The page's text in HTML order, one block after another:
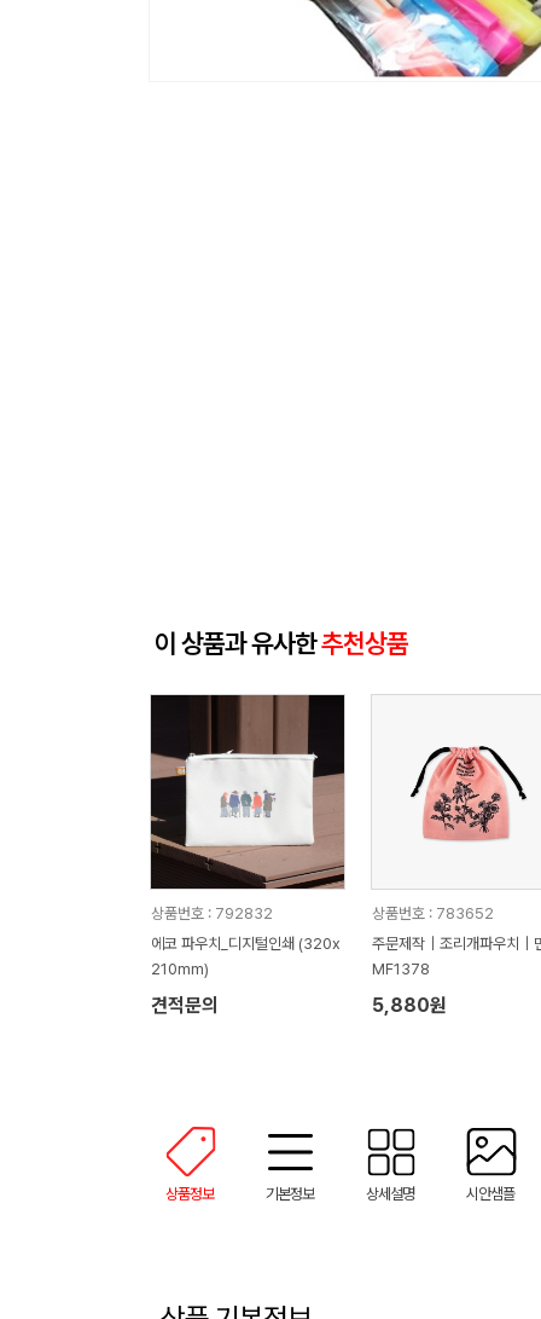
이 상품과 유사한추천상품
상품번호 : 792832
에코 파우치_디지털인쇄 (320x
210mm)
견적문의
상품번호 : 783652
주문제작｜조리개파우치｜
MF1378
5,880원
상품정보 기본정보 상세설명 시안샘플